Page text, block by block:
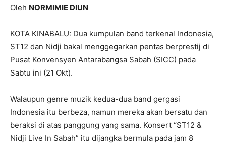
Oleh NORMIMIE DIUN
KOTA KINABALU: Dua kumpulan band terkenal Indonesia,
ST12 dan Nidji bakal menggegarkan pentas berprestij di
Pusat Konvensyen Antarabangsa Sabah (SICC) pada
Sabtu ini (21 Okt).
Walaupun genre muzik kedua-dua band gergasi
Indonesia itu berbeza, namun mereka akan bersatu dan
beraksi di atas panggung yang sama. Konsert “ST12 &
Nidji Live In Sabah” itu dijangka bermula pada jam 8